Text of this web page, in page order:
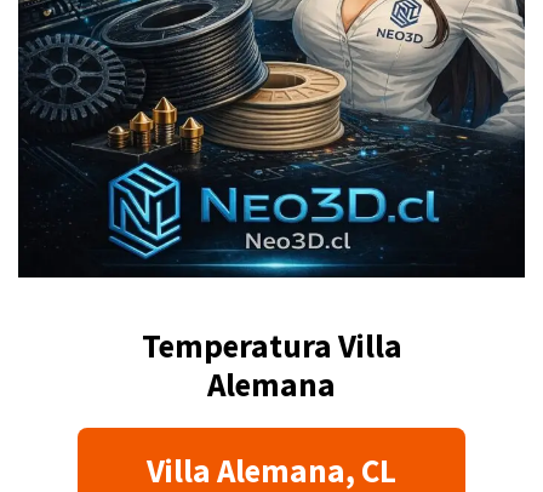
Temperatura Villa
Alemana
Villa Alemana, CL